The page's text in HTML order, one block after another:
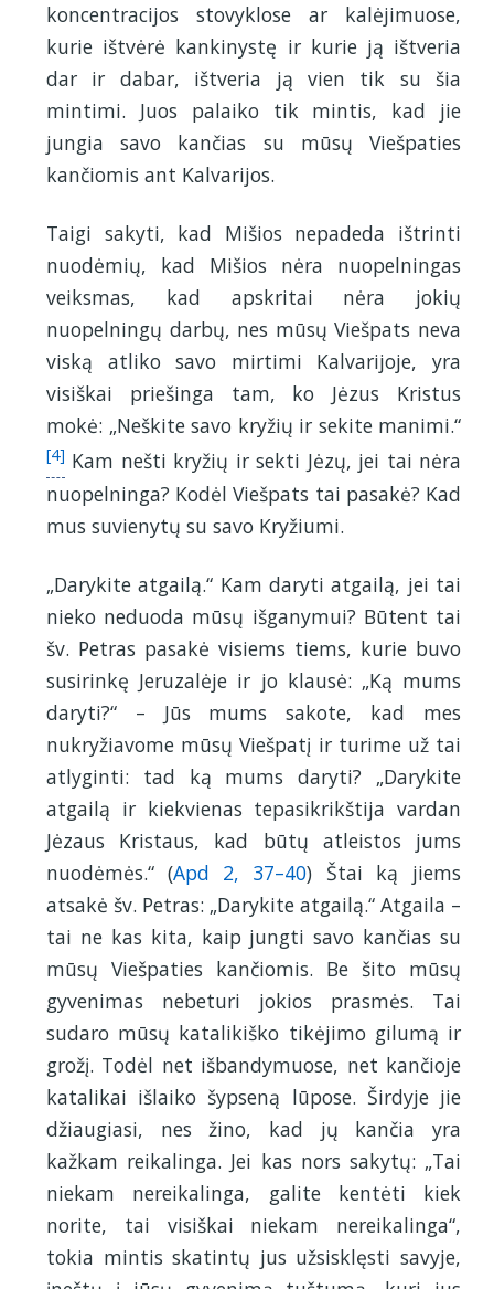
koncentracijos stovyklose ar kalėjimuose,
kurie ištvėrė kankinystę ir kurie ją ištveria
dar ir dabar, ištveria ją vien tik su šia
mintimi. Juos palaiko tik mintis, kad jie
jungia savo kančias su mūsų Viešpaties
kančiomis ant Kalvarijos.
Taigi sakyti, kad Mišios nepadeda ištrinti
nuodėmių, kad Mišios nėra nuopelningas
veiksmas, kad apskritai nėra jokių
nuopelningų darbų, nes mūsų Viešpats neva
viską atliko savo mirtimi Kalvarijoje, yra
visiškai priešinga tam, ko Jėzus Kristus
mokė: „Neškite savo kryžių ir sekite manimi.“
[4] Kam nešti kryžių ir sekti Jėzų, jei tai nėra
nuopelninga? Kodėl Viešpats tai pasakė? Kad
mus suvienytų su savo Kryžiumi.
„Darykite atgailą.“ Kam daryti atgailą, jei tai
nieko neduoda mūsų išganymui? Būtent tai
šv. Petras pasakė visiems tiems, kurie buvo
susirinkę Jeruzalėje ir jo klausė: „Ką mums
daryti?“ – Jūs mums sakote, kad mes
nukryžiavome mūsų Viešpatį ir turime už tai
atlyginti: tad ką mums daryti? „Darykite
atgailą ir kiekvienas tepasikrikštija vardan
Jėzaus Kristaus, kad būtų atleistos jums
nuodėmės.“ (Apd 2, 37–40) Štai ką jiems
atsakė šv. Petras: „Darykite atgailą.“ Atgaila –
tai ne kas kita, kaip jungti savo kančias su
mūsų Viešpaties kančiomis. Be šito mūsų
gyvenimas nebeturi jokios prasmės. Tai
sudaro mūsų katalikiško tikėjimo gilumą ir
grožį. Todėl net išbandymuose, net kančioje
katalikai išlaiko šypseną lūpose. Širdyje jie
džiaugiasi, nes žino, kad jų kančia yra
kažkam reikalinga. Jei kas nors sakytų: „Tai
niekam nereikalinga, galite kentėti kiek
norite, tai visiškai niekam nereikalinga“,
tokia mintis skatintų jus užsisklęsti savyje,